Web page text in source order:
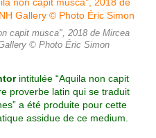
capit musca", 2018 de Mircea
© Photo Éric Simon
intitulée “Aquila non capit
proverbe latin qui se traduit
a été produite pour cette
assidue de ce medium.